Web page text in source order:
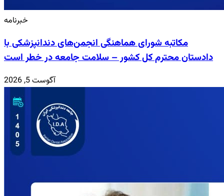
خبرنامه
مکاتبه شورای هماهنگی انجمن‌های دندانپزشکی با
دادستان محترم کل کشور – سلامت جامعه در خطر است
آگوست 5, 2026